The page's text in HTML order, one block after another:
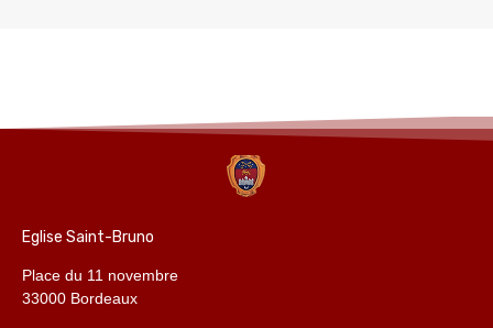
Eglise Saint-Bruno
Place du 11 novembre
33000 Bordeaux